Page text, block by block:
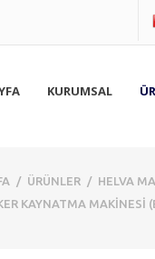
KURUMSAL
/ ÜRÜNLER / HELVA
KAYNATMA MAKİNESİ